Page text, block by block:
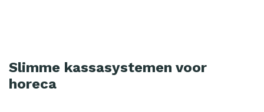
Slimme kassasystemen voor
horeca